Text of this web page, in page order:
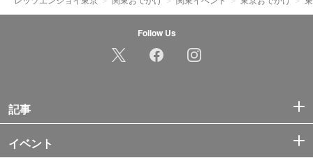
Follow Us
記事
イベント